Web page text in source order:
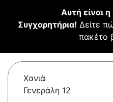
Αυτή είναι η
Συγχαρητήρια! Δείτε
πακέτο
Χανιά
Γενεράλη 12